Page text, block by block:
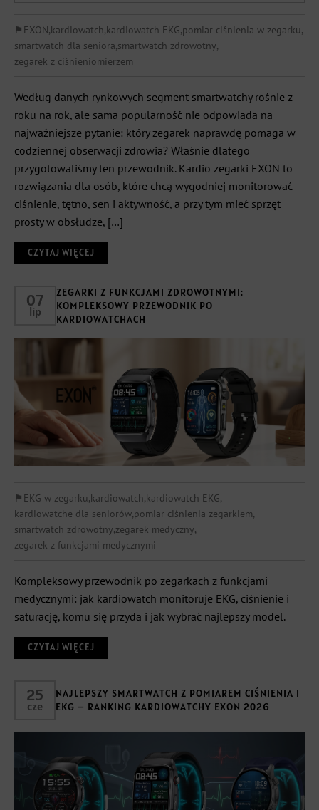
⚑ EXON,kardiowatch,kardiowatch EKG,pomiar ciśnienia w zegarku,
smartwatch dla seniora,smartwatch zdrowotny,
zegarek z ciśnieniomierzem
Według danych rynkowych segment smartwatchy rośnie z
roku na rok, ale sama popularność nie odpowiada na
najważniejsze pytanie: który zegarek naprawdę pomaga w
codziennej obserwacji zdrowia? Właśnie dlatego
przygotowaliśmy ten przewodnik. Kardio zegarki EXON to
rozwiązania dla osób, które chcą wygodniej monitorować
ciśnienie, tętno, sen i aktywność, a przy tym mieć sprzęt
prosty w obsłudze, […]
CZYTAJ WIĘCEJ
07
lip
ZEGARKI Z FUNKCJAMI ZDROWOTNYMI:
KOMPLEKSOWY PRZEWODNIK PO
KARDIOWATCHACH
⚑ EKG w zegarku,kardiowatch,kardiowatch EKG,
kardiowatche dla seniorów,pomiar ciśnienia zegarkiem,
smartwatch zdrowotny,zegarek medyczny,
zegarek z funkcjami medycznymi
Kompleksowy przewodnik po zegarkach z funkcjami
medycznymi: jak kardiowatch monitoruje EKG, ciśnienie i
saturację, komu się przyda i jak wybrać najlepszy model.
CZYTAJ WIĘCEJ
25
cze
NAJLEPSZY SMARTWATCH Z POMIAREM CIŚNIENIA I
EKG – RANKING KARDIOWATCHY EXON 2026